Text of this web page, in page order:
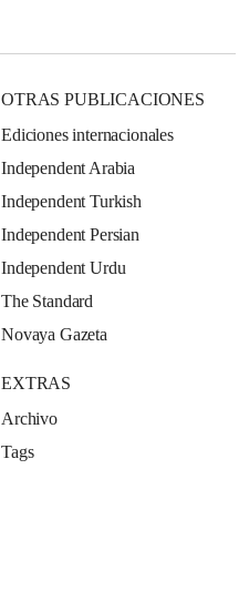
OTRAS PUBLICACIONES
Ediciones internacionales
Independent Arabia
Independent Turkish
Independent Persian
Independent Urdu
The Standard
Novaya Gazeta
EXTRAS
Archivo
Tags